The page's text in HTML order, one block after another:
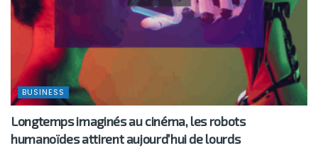
BUSINESS
Longtemps imaginés au cinéma, les robots
humanoïdes attirent aujourd’hui de lourds